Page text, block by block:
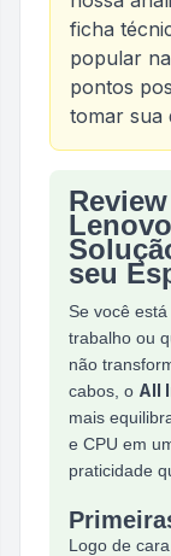
ficha
popular
pontos
tomar sua
Análise
seu
Se você
trabalho ou
não
cabos, o All
mais
e CPU em
praticidade
Logo de